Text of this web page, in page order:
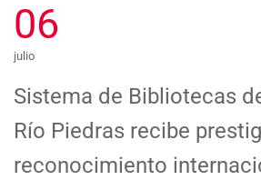
06
julio
Sistema de Bibliotecas
Río Piedras recibe
reconocimiento